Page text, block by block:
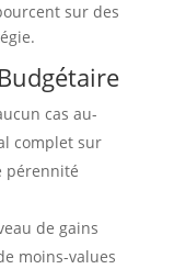
sur des
cas au-
complet sur
pérennité
de gains
moins-values